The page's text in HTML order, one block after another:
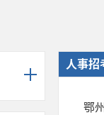
人事招
鄂